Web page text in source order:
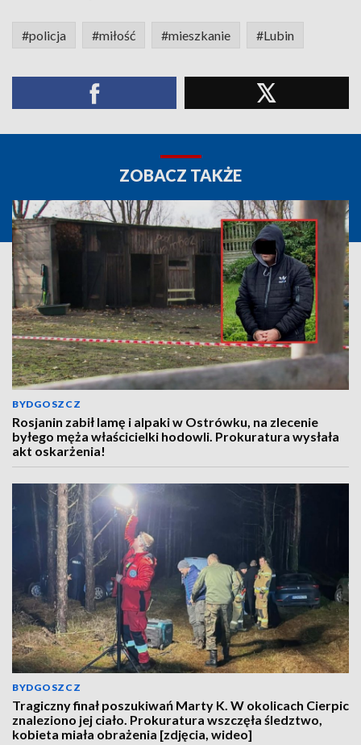
#policja #miłość #mieszkanie #Lubin
ZOBACZ TAKŻE
BYDGOSZCZ
Rosjanin zabił lamę i alpaki w Ostrówku, na zlecenie
byłego męża właścicielki hodowli. Prokuratura wysłała
akt oskarżenia!
BYDGOSZCZ
Tragiczny finał poszukiwań Marty K. W okolicach Cierpic
znaleziono jej ciało. Prokuratura wszczęła śledztwo,
kobieta miała obrażenia [zdjęcia, wideo]